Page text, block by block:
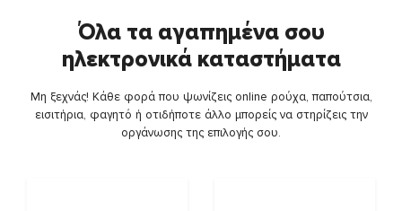
Όλα τα αγαπημένα σου
ηλεκτρονικά καταστήματα
Μη ξεχνάς! Κάθε φορά που ψωνίζεις online ρούχα, παπούτσια,
εισιτήρια, φαγητό ή οτιδήποτε άλλο μπορείς να στηρίζεις την
οργάνωσης της επιλογής σου.